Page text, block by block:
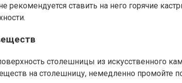
ставить на него горячие
столешницы из искусственного
на столешницу, немедленно промойте